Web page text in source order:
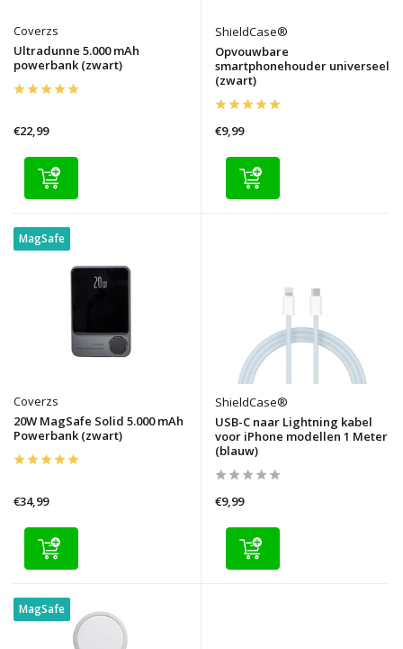
Coverzs
Ultradunne 5.000 mAh
powerbank (zwart)
€22,99
ShieldCase®
Opvouwbare
smartphonehouder universeel
(zwart)
€9,99
MagSafe
Coverzs
20W MagSafe Solid 5.000 mAh
Powerbank (zwart)
€34,99
ShieldCase®
USB-C naar Lightning kabel
voor iPhone modellen 1 Meter
(blauw)
€9,99
MagSafe